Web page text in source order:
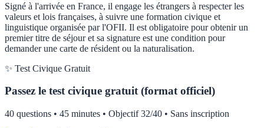
Signé à l'arrivée en France, il engage les étrangers à respecter les
valeurs et lois françaises, à suivre une formation civique et
linguistique organisée par l'OFII. Il est obligatoire pour obtenir un
premier titre de séjour et sa signature est une condition pour
demander une carte de résident ou la naturalisation.
✨ Test Civique Gratuit
Passez le test civique gratuit (format officiel)
40 questions • 45 minutes • Objectif 32/40 • Sans inscription